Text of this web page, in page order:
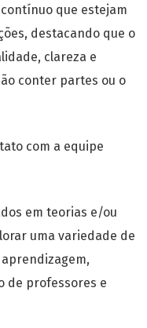
que estejam
destacando que o
clareza e
conter partes ou o
com a equipe
em teorias e/ou
uma variedade de
de professores e